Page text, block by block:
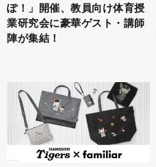
ぽ！」開催、教員向け体育授
業研究会に豪華ゲスト・講師
陣が集結！